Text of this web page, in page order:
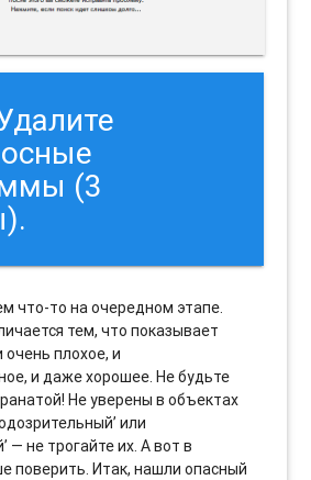
(3
что-то на очередном этапе.
тем, что показывает
плохое, и
и даже хорошее. Не будьте
Не уверены в объектах
или
— не трогайте их. А вот в
поверить. Итак, нашли опасный